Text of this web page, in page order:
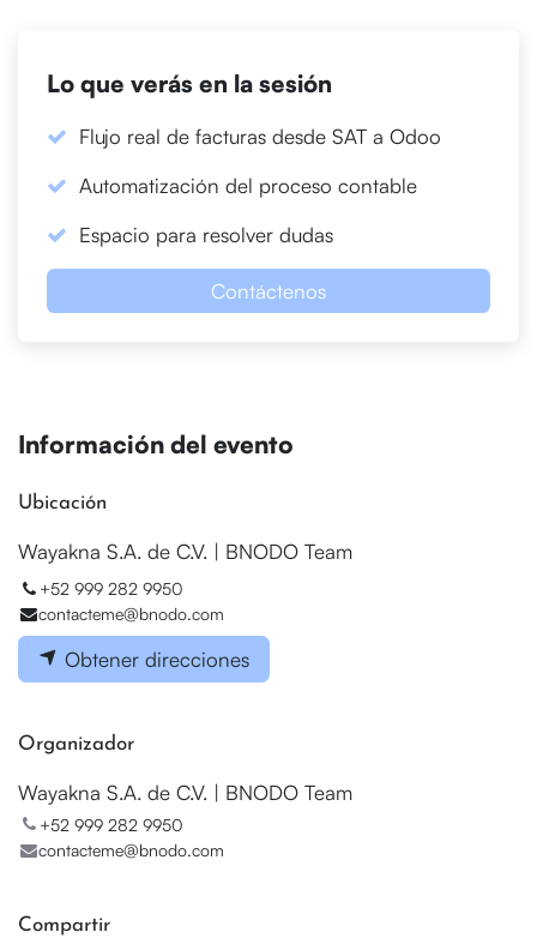
Lo que verás en la sesión
Flujo real de facturas desde SAT a Odoo
Automatización del proceso contable
Espacio para resolver dudas
Contáctenos
Información del evento
Ubicación
Wayakna S.A. de C.V. | BNODO Team
+52 999 282 9950
contacteme@bnodo.com
Obtener direcciones
Organizador
Wayakna S.A. de C.V. | BNODO Team
+52 999 282 9950
contacteme@bnodo.com
Compartir